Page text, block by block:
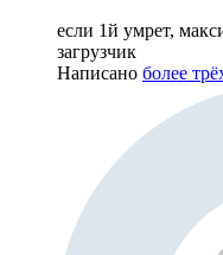
если 1й умрет,
загрузчик
Написано более